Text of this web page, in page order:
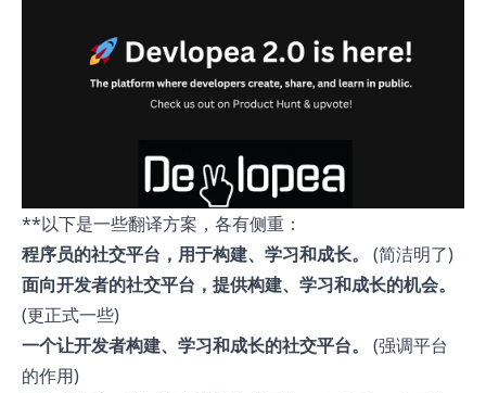
**以下是一些翻译方案，各有侧重：
程序员的社交平台，用于构建、学习和成长。
(简洁明了)
面向开发者的社交平台，提供构建、学习和成长的机会。
(更正式一些)
一个让开发者构建、学习和成长的社交平台。
(强调平台
的作用)